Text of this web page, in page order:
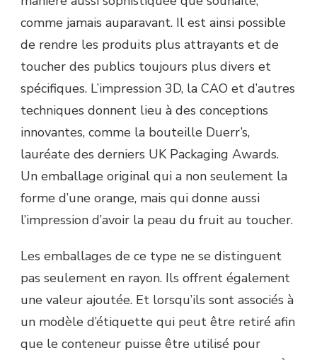
comme jamais auparavant. Il est ainsi possible
de rendre les produits plus attrayants et de
toucher des publics toujours plus divers et
spécifiques. L’impression 3D, la CAO et d’autres
techniques donnent lieu à des conceptions
innovantes, comme la bouteille Duerr’s,
lauréate des derniers UK Packaging Awards.
Un emballage original qui a non seulement la
forme d’une orange, mais qui donne aussi
l’impression d’avoir la peau du fruit au toucher.
Les emballages de ce type ne se distinguent
pas seulement en rayon. Ils offrent également
une valeur ajoutée. Et lorsqu’ils sont associés à
un modèle d’étiquette qui peut être retiré afin
que le conteneur puisse être utilisé pour